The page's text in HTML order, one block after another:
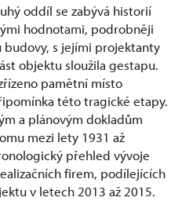
oddíl se zabývá historií
hodnotami, podrobněji
budovy, s jejími projektanty
objektu sloužila gestapu.
pamětní místo
této tragické etapy.
a plánovým dokladům
mezi lety 1931 až
přehled vývoje
firem, podílejících
v letech 2013 až 2015.